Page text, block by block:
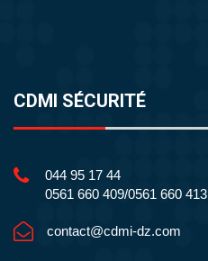
CDMI SÉCURITÉ
044 95 17 44
0561 660 409/0561 660 413
contact@cdmi-dz.com